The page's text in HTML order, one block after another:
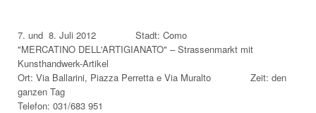
7. und 8. Juli 2012 Stadt: Como
"MERCATINO DELL'ARTIGIANATO" – Strassenmarkt mit
Kunsthandwerk-Artikel
Ort: Via Ballarini, Piazza Perretta e Via Muralto Zeit: den
ganzen Tag
Telefon: 031/683 951